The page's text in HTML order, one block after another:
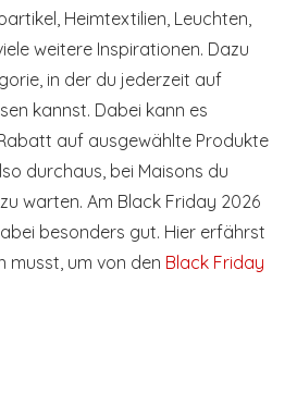
Heimtextilien, Leuchten,
weitere Inspirationen. Dazu
in der du jederzeit auf
kannst. Dabei kann es
auf ausgewählte Produkte
durchaus, bei Maisons du
warten. Am Black Friday 2026
besonders gut. Hier erfährst
musst, um von den Black Friday